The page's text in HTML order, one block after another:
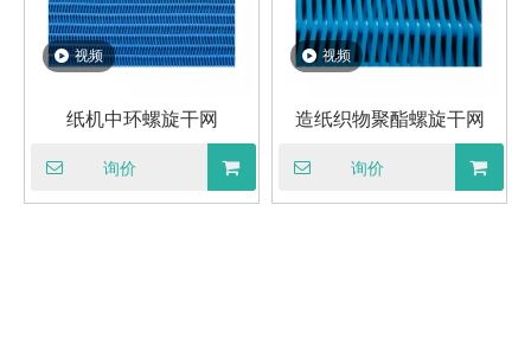
视频
纸机中环螺旋干网
询价
视频
造纸织物聚酯螺旋干网
询价